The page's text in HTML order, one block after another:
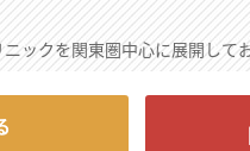
ックを関東圏中心に展開して
算、高年収、昇給などなど